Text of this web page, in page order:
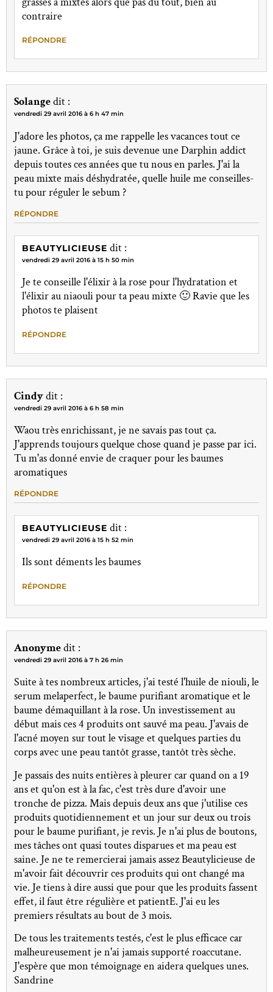
contraire
RÉPONDRE
Solangedit :
vendredi 29 avril 2016 à 6 h 47 min
J'adore les photos, ça me rappelle les vacances tout ce
jaune. Grâce à toi, je suis devenue une Darphin addict
depuis toutes ces années que tu nous en parles. J'ai la
peau mixte mais déshydratée, quelle huile me conseilles-
tu pour réguler le sebum ?
RÉPONDRE
BEAUTYLICIEUSE dit :
vendredi 29 avril 2016 à 15 h 50 min
Je te conseille l'élixir à la rose pour l'hydratation et
l'élixir au niaouli pour ta peau mixte 🙂 Ravie que les
photos te plaisent
RÉPONDRE
Cindydit :
vendredi 29 avril 2016 à 6 h 58 min
Waou très enrichissant, je ne savais pas tout ça.
J'apprends toujours quelque chose quand je passe par ici.
Tu m'as donné envie de craquer pour les baumes
aromatiques
RÉPONDRE
BEAUTYLICIEUSE dit :
vendredi 29 avril 2016 à 15 h 52 min
Ils sont déments les baumes
RÉPONDRE
Anonymedit :
vendredi 29 avril 2016 à 7 h 26 min
Suite à tes nombreux articles, j'ai testé l'huile de niouli, le
serum melaperfect, le baume purifiant aromatique et le
baume démaquillant à la rose. Un investissement au
début mais ces 4 produits ont sauvé ma peau. J'avais de
l'acné moyen sur tout le visage et quelques parties du
corps avec une peau tantôt grasse, tantôt très sèche.
Je passais des nuits entières à pleurer car quand on a 19
ans et qu'on est à la fac, c'est très dure d'avoir une
tronche de pizza. Mais depuis deux ans que j'utilise ces
produits quotidiennement et un jour sur deux ou trois
pour le baume purifiant, je revis. Je n'ai plus de boutons,
mes tâches ont quasi toutes disparues et ma peau est
saine. Je ne te remercierai jamais assez Beautylicieuse de
m'avoir fait découvrir ces produits qui ont changé ma
vie. Je tiens à dire aussi que pour que les produits fassent
effet, il faut être régulière et patientE. J'ai eu les
premiers résultats au bout de 3 mois.
De tous les traitements testés, c'est le plus efficace car
malheureusement je n'ai jamais supporté roaccutane.
J'espère que mon témoignage en aidera quelques unes.
Sandrine